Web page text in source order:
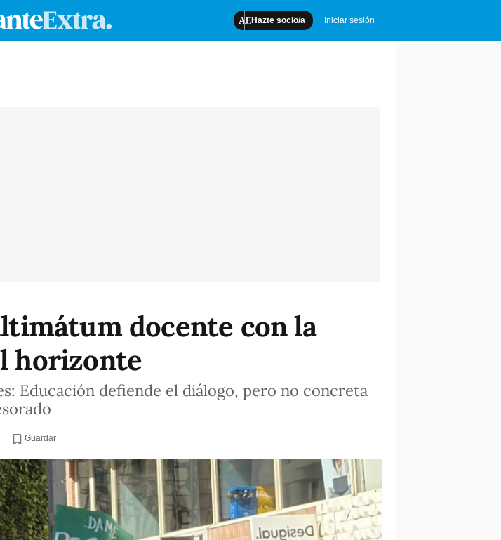
Hazte socio/a Iniciar sesión
docente con la
horizonte
Educación defiende el diálogo, pero no concreta
Guardar